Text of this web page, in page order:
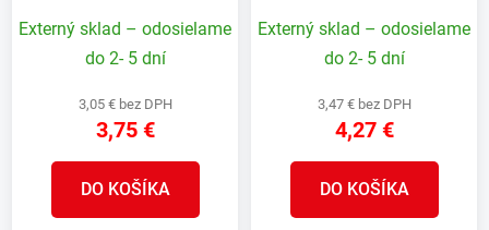
Externý sklad – odosielame
do 2- 5 dní
3,05 € bez DPH
3,75 €
DO KOŠÍKA
Externý sklad – odosielame
do 2- 5 dní
3,47 € bez DPH
4,27 €
DO KOŠÍKA